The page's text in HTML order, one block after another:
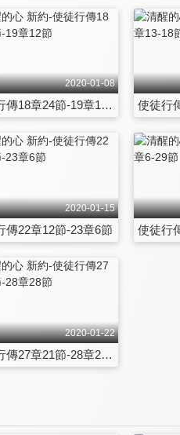
2020-01-08
使徒行傳18章24節-19章12節 使徒行
2020-01-15
傳22章12節-23章6節 使徒行
2020-01-22
使徒行傳27章21節-28章28節